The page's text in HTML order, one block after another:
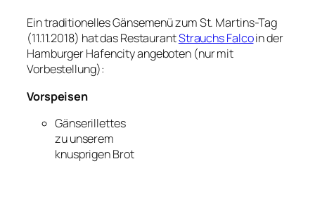
Ein traditionelles Gänsemenü zum St. Martins-Tag
(11.11.2018) hat das RestaurantStrauchs Falcoin der
Hamburger Hafencity angeboten (nur mit
Vorbestellung):
Vorspeisen
Gänserillettes
zu unserem
knusprigen Brot